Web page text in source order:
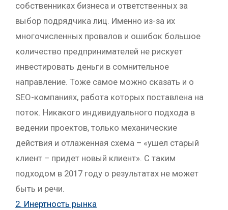
собственниках бизнеса и ответственных за
выбор подрядчика лиц. Именно из-за их
многочисленных провалов и ошибок большое
количество предпринимателей не рискует
инвестировать деньги в сомнительное
направление. Тоже самое можно сказать и о
SEO-компаниях, работа которых поставлена на
поток. Никакого индивидуального подхода в
ведении проектов, только механические
действия и отлаженная схема – «ушел старый
клиент – придет новый клиент». С таким
подходом в 2017 году о результатах не может
быть и речи.
2. Инертность рынка